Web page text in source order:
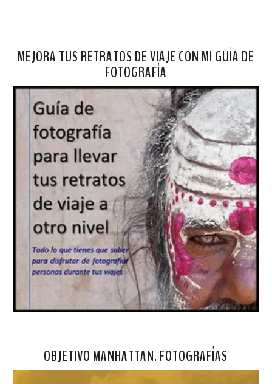
MEJORA TUS RETRATOS DE VIAJE CON MI GUÍA DE
FOTOGRAFÍA
OBJETIVO MANHATTAN. FOTOGRAFÍAS